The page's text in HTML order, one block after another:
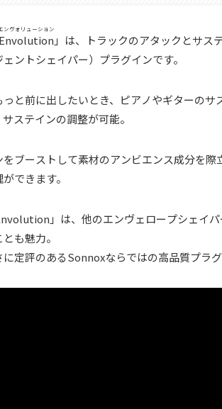
Envolution
ンヴォリューション
」は、トラックのアタックとサス
ェントシェイパー）プラグインです。
っと前に出したいとき、ピアノやギターの
ステインの調整が可能。
をブーストして素材のアンビエンス成分を
できます。
」は、他のエンヴェロープシェイ
も魅力。
定評のあるSonnoxならではの高品質プラグ